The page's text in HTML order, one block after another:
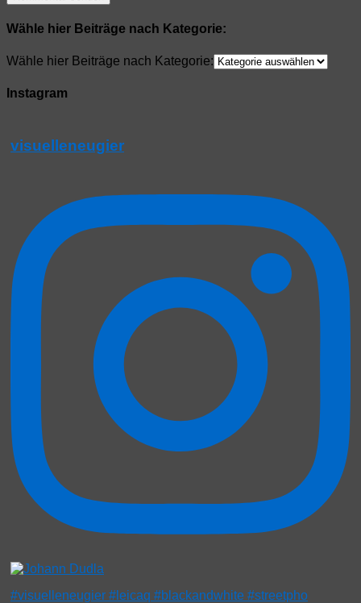
Wähle hier Beiträge nach Kategorie:
Wähle hier Beiträge nach Kategorie:
Instagram
visuelleneugier
#visuelleneugier #leicaq #blackandwhite #streetpho